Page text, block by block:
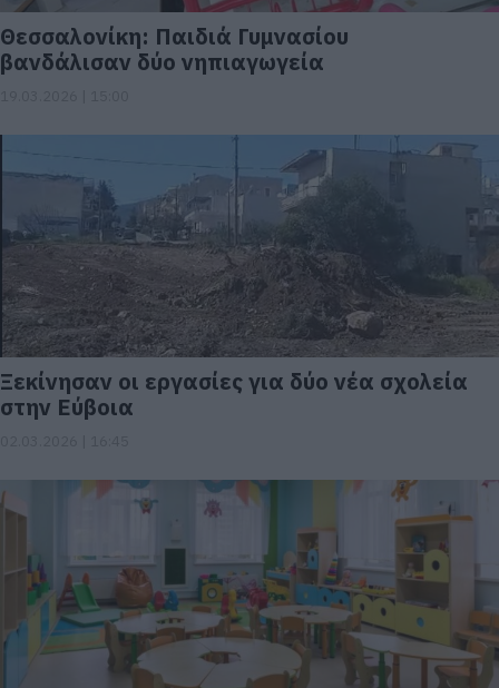
Θεσσαλονίκη: Παιδιά Γυμνασίου
βανδάλισαν δύο νηπιαγωγεία
Ξεκίνησαν οι εργασίες για δύο νέα σχολεία
στην Εύβοια